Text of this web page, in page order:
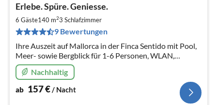
Erlebe. Spüre. Geniesse.
6 Gäste140 m23 Schlafzimmer
9 Bewertungen
Ihre Auszeit auf Mallorca in der Finca Sentido mit Pool,
Meer- sowie Bergblick für 1-6 Personen, WLAN,
Heizung & schönsten Stränden für einen vielseitigen
Aufenthalt
Nachhaltig
ab 157€/ Nacht